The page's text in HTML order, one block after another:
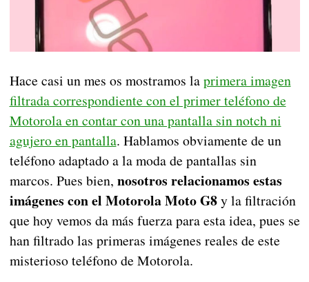
Hace casi un mes os mostramos laprimera imagen
filtrada correspondiente con el primer teléfono de
Motorola en contar con una pantalla sin notch ni
agujero en pantalla. Hablamos obviamente de un
teléfono adaptado a la moda de pantallas sin
marcos. Pues bien, nosotros relacionamos estas
imágenes con el Motorola Moto G8y la filtración
que hoy vemos da más fuerza para esta idea, pues se
han filtrado las primeras imágenes reales de este
misterioso teléfono de Motorola.